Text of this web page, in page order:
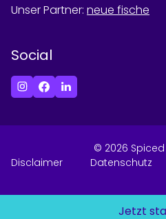
Jetzt
Unser Partner: neue fische
Social
© 2026
Disclaimer
Datenschutz